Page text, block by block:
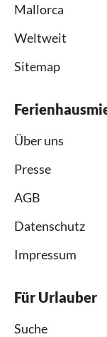
Mallorca
Weltweit
Sitemap
Über uns
Presse
AGB
Datenschutz
Impressum
Für Urlauber
Suche